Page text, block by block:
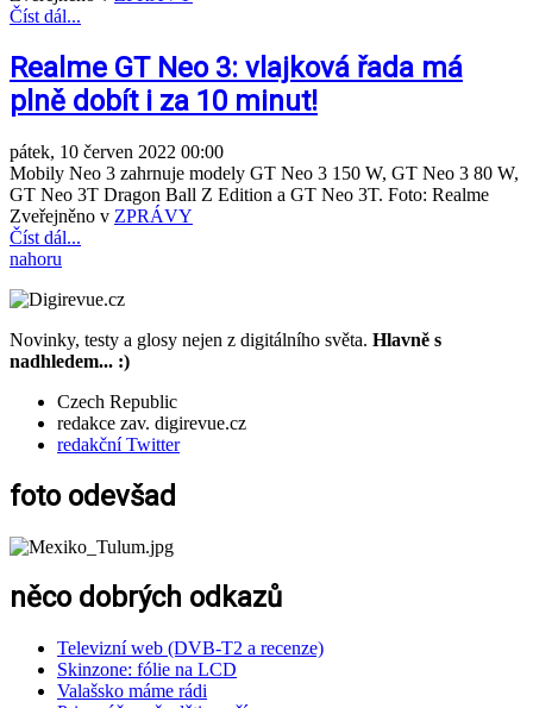
Číst dál...
Realme GT Neo 3: vlajková řada má
plně dobít i za 10 minut!
pátek, 10 červen 2022 00:00
Mobily Neo 3 zahrnuje modely GT Neo 3 150 W, GT Neo 3 80 W,
GT Neo 3T Dragon Ball Z Edition a GT Neo 3T. Foto: Realme
Zveřejněno v ZPRÁVY
Číst dál...
nahoru
Novinky, testy a glosy nejen z digitálního světa. Hlavně s
nadhledem... :)
Czech Republic
redakce zav. digirevue.cz
redakční Twitter
foto odevšad
něco dobrých odkazů
Televizní web (DVB-T2 a recenze)
Skinzone: fólie na LCD
Valašsko máme rádi